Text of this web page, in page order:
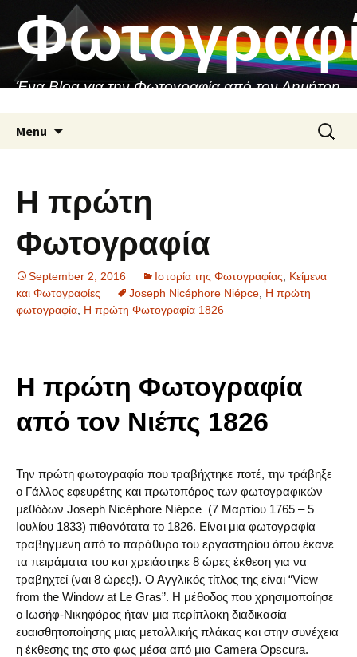
content
Ένα Blog για την Φωτογραφία από τον Δημήτρη
Menu
Search
for:
Η πρώτη
Φωτογραφία
September 2, 2016 Ιστορία της Φωτογραφίας
Κείμενα
και Φωτογραφίες
Joseph Nicéphore Niépce Η πρώτη
φωτογραφία Η πρώτη Φωτογραφία 1826
Η πρώτη Φωτογραφία
από τον Νιέπς 1826
Την πρώτη φωτογραφία που τραβήχτηκε ποτέ, την τράβηξε
ο Γάλλος εφευρέτης και πρωτοπόρος των φωτογραφικών
μεθόδων Joseph Nicéphore Niépce (7 Μαρτίου 1765 – 5
Ιουλίου 1833) πιθανότατα το 1826. Είναι μια φωτογραφία
τραβηγμένη από το παράθυρο του εργαστηρίου όπου έκανε
τα πειράματα του και χρειάστηκε 8 ώρες έκθεση για να
τραβηχτεί (ναι 8 ώρες!). Ο Αγγλικός τίτλος της είναι “View
from the Window at Le Gras”. Η μέθοδος που χρησιμοποίησε
ο Ιωσήφ-Νικηφόρος ήταν μια περίπλοκη διαδικασία
ευαισθητοποίησης μιας μεταλλικής πλάκας και στην συνέχεια
η έκθεσης της στο φως μέσα από μια Camera Opscura.